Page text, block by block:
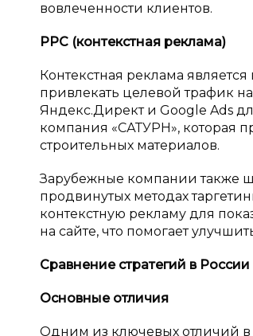
вовлеченности клиентов.
PPC (контекстная реклама)
Контекстная реклама
привлекать целевой трафик
Яндекс.Директ и Google Ads
компания «САТУРН», которая
строительных материалов.
Зарубежные компании также
продвинутых методах
контекстную рекламу для
на сайте, что помогает
Сравнение стратегий в России
Основные отличия
Одним из ключевых отличий в